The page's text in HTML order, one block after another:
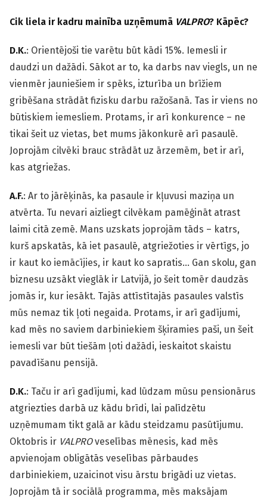
Cik liela ir kadru mainība uzņēmumā VALPRO? Kāpēc?
D.K.: Orientējoši tie varētu būt kādi 15%. Iemesli ir
daudzi un dažādi. Sākot ar to, ka darbs nav viegls, un ne
vienmēr jauniešiem ir spēks, izturība un brīžiem
gribēšana strādāt fizisku darbu ražošanā. Tas ir viens no
būtiskiem iemesliem. Protams, ir arī konkurence – ne
tikai šeit uz vietas, bet mums jākonkurē arī pasaulē.
Joprojām cilvēki brauc strādāt uz ārzemēm, bet ir arī,
kas atgriežas.
A.F.: Ar to jārēķinās, ka pasaule ir kļuvusi maziņa un
atvērta. Tu nevari aizliegt cilvēkam pamēģināt atrast
laimi citā zemē. Mans uzskats joprojām tāds – katrs,
kurš apskatās, kā iet pasaulē, atgriežoties ir vērtīgs, jo
ir kaut ko iemācījies, ir kaut ko sapratis… Gan skolu, gan
biznesu uzsākt vieglāk ir Latvijā, jo šeit tomēr daudzās
jomās ir, kur iesākt. Tajās attīstītajās pasaules valstīs
mūs nemaz tik ļoti negaida. Protams, ir arī gadījumi,
kad mēs no saviem darbiniekiem šķiramies paši, un šeit
iemesli var būt tiešām ļoti dažādi, ieskaitot skaistu
pavadīšanu pensijā.
D.K.: Taču ir arī gadījumi, kad lūdzam mūsu pensionārus
atgriezties darbā uz kādu brīdi, lai palīdzētu
uzņēmumam tikt galā ar kādu steidzamu pasūtījumu.
Oktobris ir VALPROveselības mēnesis, kad mēs
apvienojam obligātās veselības pārbaudes
darbiniekiem, uzaicinot visu ārstu brigādi uz vietas.
Joprojām tā ir sociālā programma, mēs maksājam